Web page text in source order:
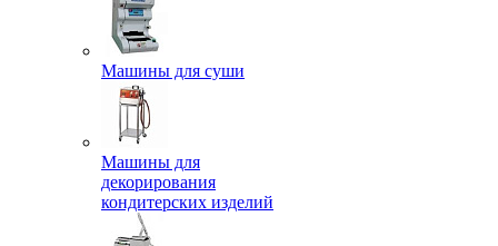
Машины для суши
Машины для
декорирования
кондитерских изделий